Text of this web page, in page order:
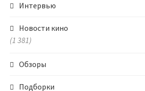
Интервью
Новости кино
(1 381)
Обзоры
Подборки